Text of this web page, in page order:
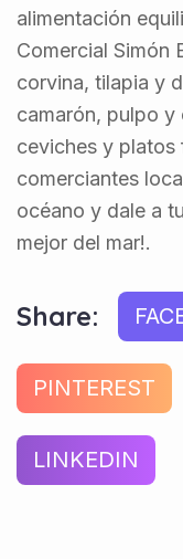
alimentación
Comercial Simón
corvina, tilapia y
camarón, pulpo y
ceviches y platos
comerciantes
océano y dale a
mejor del mar!.
Share:
PINTEREST
LINKEDIN